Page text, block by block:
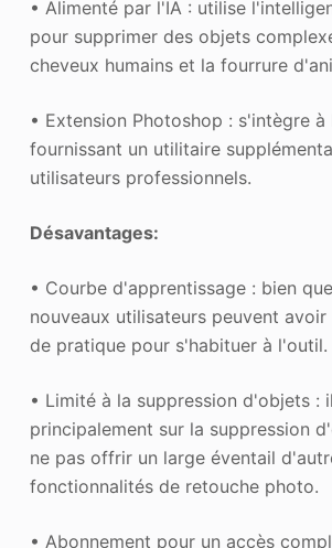
• Alimenté par l'IA : utilise
pour supprimer des objets
cheveux humains et la fourrure
• Extension Photoshop : s'intègre à
fournissant un utilitaire
utilisateurs professionnels.
Désavantages:
• Courbe d'apprentissage : bien
nouveaux utilisateurs peuvent
de pratique pour s'habituer à l'outil.
• Limité à la suppression d'objets :
principalement sur la suppression
ne pas offrir un large éventail
fonctionnalités de retouche photo.
• Abonnement pour un accès